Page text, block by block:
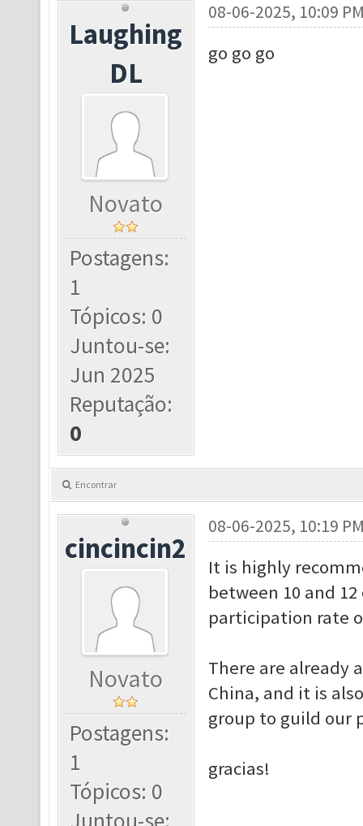
Laughing
DL
Novato
Postagens:
1
Tópicos: 0
Juntou-se:
Jun 2025
Reputação:
0
08-06-2025, 10:09
go go go
Encontrar
cincincin2
Novato
Postagens:
1
Tópicos: 0
08-06-2025, 10:19
It is highly
between 10 and
participation rate
There are already
China, and it is
group to guild our
gracias!